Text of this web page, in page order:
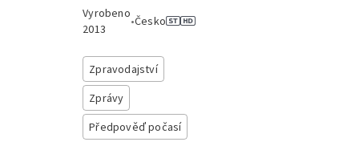
Vyrobeno
2013
•Česko
Zpravodajství
Zprávy
Předpověď počasí